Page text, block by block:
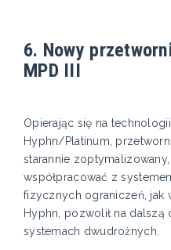
6. Nowy
MPD III
Opierając się na
Hyphn/Platinum,
starannie
współpracować z
fizycznych ograniczeń, jak
Hyphn, pozwolił na
systemach dwudrożnych.